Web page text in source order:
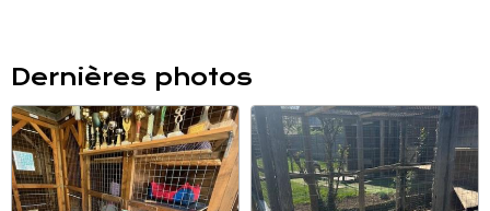
Dernières photos